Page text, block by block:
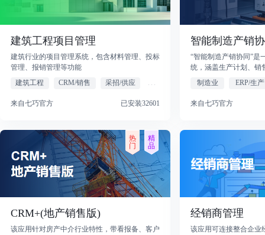
建筑工程项目管理
建筑行业的项目管理系统，包含材料管理、投标
管理、报销管理等功能
建筑工程
CRM/销售 采招/供应 ...
来自七巧官方 已安装32601
智能制造产销
“智能制造产销协同”是
统，涵盖生产计划、销
管理、财务流程和基
块，旨在帮助企业实
程的高效管理、采购成
制造业 ERP/生产
来自七巧官方
CRM+(地产销售版)
该应用针对房产中介行业特性，带看报备、客户
经销商管理
该应用可连接整合企业